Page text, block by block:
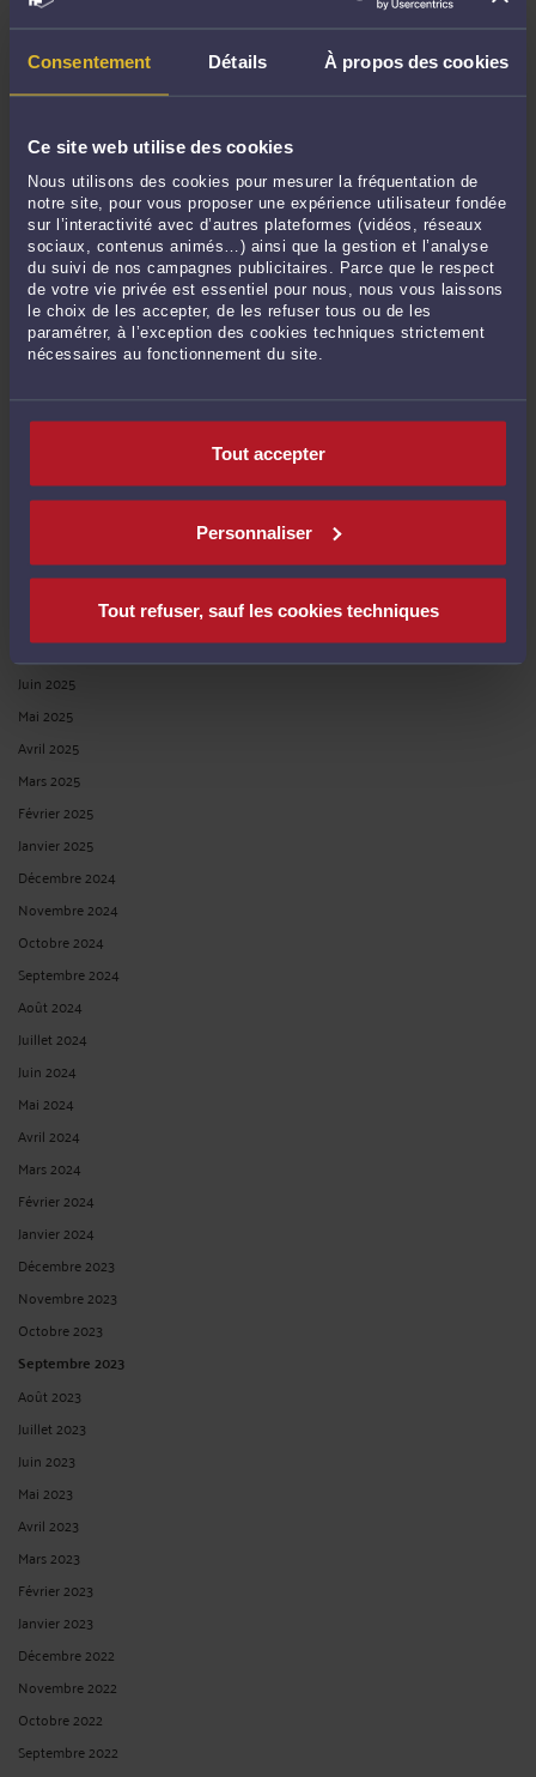
Consentement Détails À propos des cookies
Ce site web utilise des cookies
Nous utilisons des cookies pour mesurer la fréquentation de
notre site, pour vous proposer une expérience utilisateur fondée
sur l’interactivité avec d’autres plateformes (vidéos, réseaux
sociaux, contenus animés…) ainsi que la gestion et l’analyse
du suivi de nos campagnes publicitaires. Parce que le respect
de votre vie privée est essentiel pour nous, nous vous laissons
le choix de les accepter, de les refuser tous ou de les
paramétrer, à l’exception des cookies techniques strictement
nécessaires au fonctionnement du site.
Tout accepter
Personnaliser
Tout refuser, sauf les cookies techniques
SAISIE IMMOBILIERE : OPPOSABILITE DU BAIL SIGNE PAR LE
SAISI.
ParRaymond AUTEVILLEle 11/03/2020
Un bien appartenant à la société Claridge, loué à M. et Mme T. selon bail du 15
septembre 2008, à effet au 1er septembre 2008, a été adjugé le 16 septembre
à ...Lire la suite >
CONTRAT DE TRAVAI : VIOLATION DE L’OBLIGATION DE
CONFIDENTIALITE JUSTIFIE UN LICENCIEMENT POUR FAUTE
GRAVE.
Par Raymond AUTEVILLE
Monsieur Jacques G. a été embauché par la société ZENECA PHARMA devenue
ASTRAZENECA REIMS en qualité de responsable de services techniques statut
dernier lieu, le salarié occupait le poste de responsable ...
DOMMAGES À LA PERSONNE : TOUS LES PREJUDICES DISTINCTS
DOIVENT ÊTRE REPARES.
ParRaymond AUTEVILLE
assuré auprès de la société GMF, a été déclaré tenu à réparation intégrale ; que
par arrêt du 13 juin 2013, la cour d'appel a condamné M. R. à payer à ...
suite >
FORMALISME DE LA CONTESTATION DE SA GARANTIE PAR
L'ASSUREUR.
ParRaymond AUTEVILLE
M. X… a été victime d'un accident de la circulation, alors qu'il était passager
transporté d'un véhicule dont le conducteur, M Y…, est décédé dans l'accident.
contrat d'assurance souscrit ...